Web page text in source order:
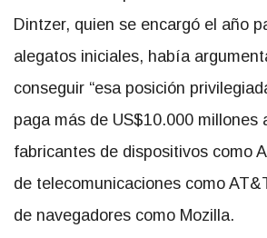
Dintzer, quien se encargó el año
alegatos iniciales, había
conseguir “esa posición
paga más de US$10.000 millones
fabricantes de dispositivos como
de telecomunicaciones como
de navegadores como Mozilla.